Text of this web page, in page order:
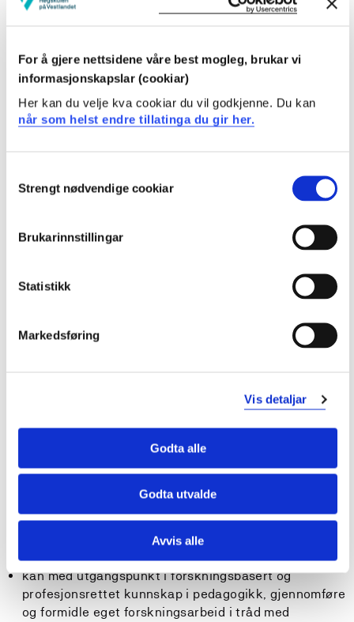
For å gjere nettsidene våre best mogleg, brukar vi
informasjonskapslar (cookiar)
Her kan du velje kva cookiar du vil godkjenne. Du kan
når som helst endre tillatinga du gir her.
Selection
Strengt nødvendige cookiar
Brukarinnstillingar
Statistikk
Markedsføring
Vis detaljar
Godta alle
Godta utvalde
Avvis alle
Kandidaten
pluralistisk samfunn
har inngående kunnskap om skolens verdigrunnlag
kjenner godt til etiske teorier, prinsipper og verdier
som kommer til anvendelse innenfor
Kandidaten
kan kritisk analysere og anvende skolens
verdigrunnlag i planlegging og gjennomføring av
kan anvende etisk teori og fagkunnskaper til å
grupper på trinn 1-7 og i ettertid kritisk analysere
kan identifisere og analysere utfordringer i
skolehverdagen i en pluralistisk skole og utnytte
muligheter den gir
kan med utgangspunkt i forskningsbasert og
profesjonsrettet kunnskap i pedagogikk, gjennomføre
og formidle eget forskningsarbeid i tråd med